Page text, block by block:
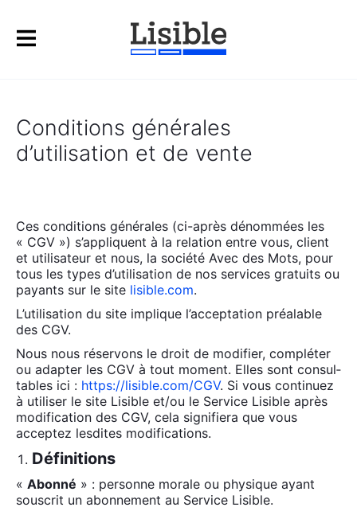
Conditions générales
d’utilisation et de vente
Ces condi­tions géné­rales (ci-après dénom­mées les
« CGV ») s’appliquent à la rela­tion entre vous, client
et uti­li­sa­teur et nous, la socié­té Avec des Mots, pour
tous les types d’u­ti­li­sa­tion de nos ser­vices gra­tuits ou
payants sur le site lisible.com.
L’utilisation du site implique l’acceptation préa­lable
des CGV.
Nous nous réser­vons le droit de modi­fier, com­plé­ter
ou adap­ter les CGV à tout moment. Elles sont consul­
tables ici : https://lisible.com/CGV. Si vous conti­nuez
à uti­li­ser le site Lisible et/ou le Ser­vice Lisible après
modi­fi­ca­tion des CGV, cela signi­fie­ra que vous
accep­tez les­dites modi­fi­ca­tions.
Définitions
« Abon­né » : per­sonne morale ou phy­sique ayant
sous­crit un abon­ne­ment au Ser­vice Lisible.